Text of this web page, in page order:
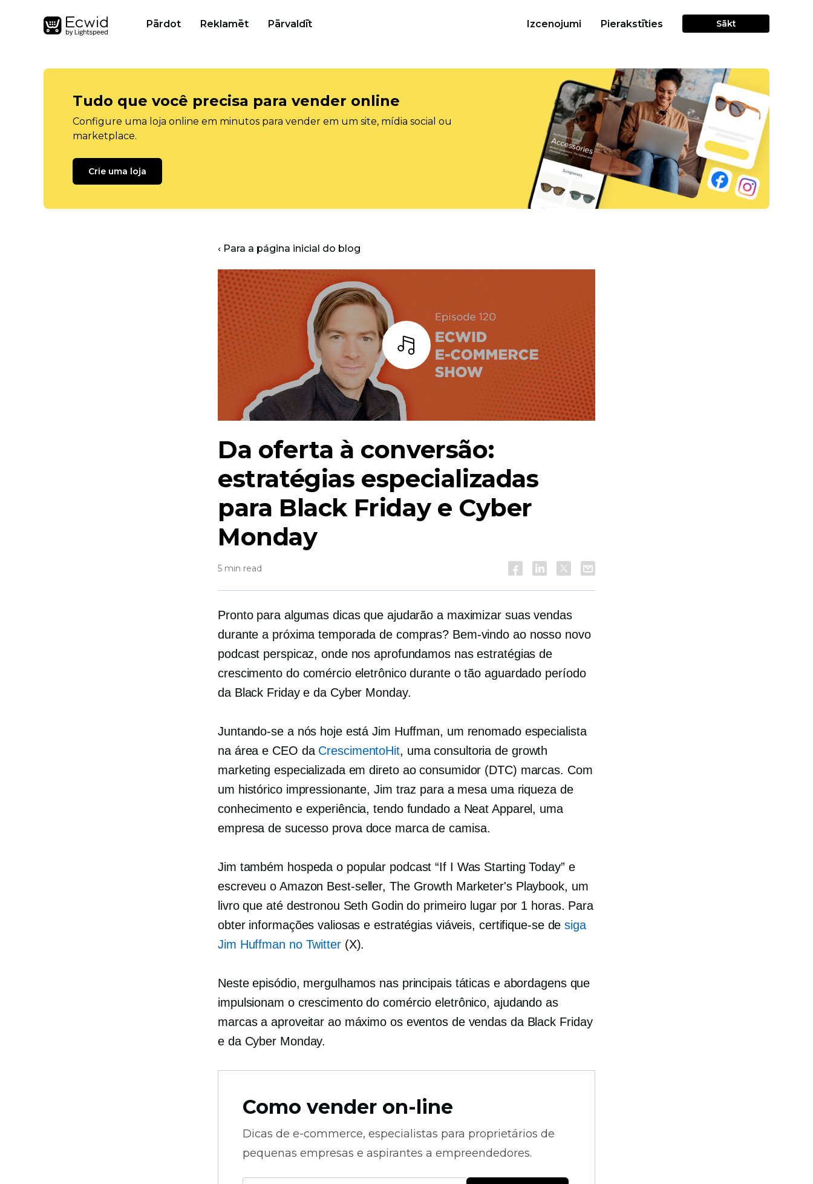
Pārdot Reklamēt Pārvaldīt Izcenojumi Pierakstīties Sākt
Tudo que você precisa para vender online
Configure uma loja online em minutos para vender em um site, mídia social ou
marketplace.
Crie uma loja
‹ Para a página inicial do blog
Da oferta à conversão:
estratégias especializadas
para Black Friday e Cyber ​​
Monday
5 min read
Pronto para algumas dicas que ajudarão a maximizar suas vendas
durante a próxima temporada de compras? Bem-vindo ao nosso novo
podcast perspicaz, onde nos aprofundamos nas estratégias de
crescimento do comércio eletrônico durante o tão aguardado período
da Black Friday e da Cyber ​​​​Monday.
Juntando-se a nós hoje está Jim Huffman, um renomado especialista
na área e CEO da CrescimentoHit, uma consultoria de growth
marketing especializada emdireto ao consumidor (DTC) marcas. Com
um histórico impressionante, Jim traz para a mesa uma riqueza de
conhecimento e experiência, tendo fundado a Neat Apparel, uma
empresa de sucesso prova doce marca de camisa.
Jim também hospeda o popular podcast “If I Was Starting Today” e
escreveu o Amazon Best-seller, The Growth Marketer's Playbook, um
livro que até destronou Seth Godin do primeiro lugar por 1 horas. Para
obter informações valiosas e estratégias viáveis, certifique-se desiga
Jim Huffman no Twitter(X).
Neste episódio, mergulhamos nas principais táticas e abordagens que
impulsionam o crescimento do comércio eletrônico, ajudando as
marcas a aproveitar ao máximo os eventos de vendas da Black Friday
e da Cyber ​​​​Monday.
Como vender on-line
Dicas de e-commerce, especialistas para proprietários de
pequenas empresas e aspirantes a empreendedores.